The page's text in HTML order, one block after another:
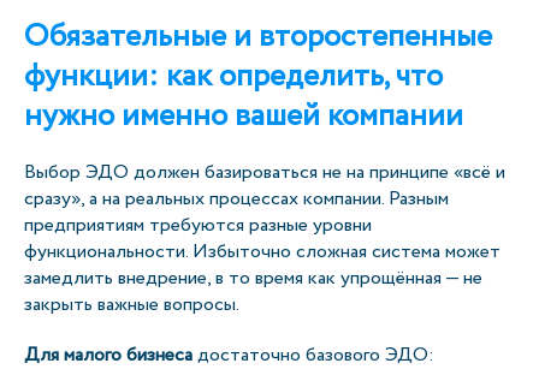
Обязательные и второстепенные
функции: как определить, что
нужно именно вашей компании
Выбор ЭДО должен базироваться не на принципе «всё и
сразу», а на реальных процессах компании. Разным
предприятиям требуются разные уровни
функциональности. Избыточно сложная система может
замедлить внедрение, в то время как упрощённая — не
закрыть важные вопросы.
Для малого бизнесадостаточно базового ЭДО: